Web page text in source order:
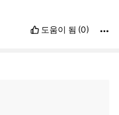
도움이 됨 (0)